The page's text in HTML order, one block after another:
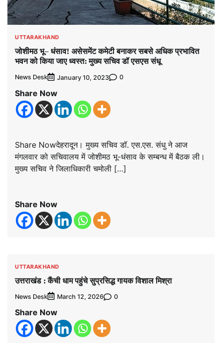
UTTARAKHAND
जोशीमठ भू– धंसाव! असेसमेंट कमेटी बनाकर सबसे अधिक प्रभावित
भवन को किया जाए ध्वस्त: मुख्य सचिव डॉ एसएस संधू
News Desk January 10, 2023 0
Share Now
Share Nowदेहरादून। मुख्य सचिव डॉ. एस.एस. संधु ने आज
मंगलवार को सचिवालय में जोशीमठ भू-धंसाव के सम्बन्ध में बैठक ली।
मुख्य सचिव ने जिलाधिकारी चमोली […]
Share Now
UTTARAKHAND
उत्तराखंड : कैंची धाम पहुंचे सुप्रसिद्ध गायक विशाल मिश्रा
News Desk March 12, 2026 0
Share Now